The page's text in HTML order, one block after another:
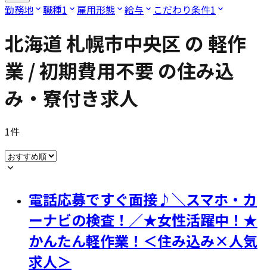
勤務地 職種1 雇用形態 給与 こだわり条件1
北海道 札幌市中央区 の 軽作
業 / 初期費用不要 の住み込
み・寮付き求人
1件
電話応募ですぐ面接♪＼スマホ・カ
ーナビの検査！／★女性活躍中！★
かんたん軽作業！＜住み込み×人気
求人＞